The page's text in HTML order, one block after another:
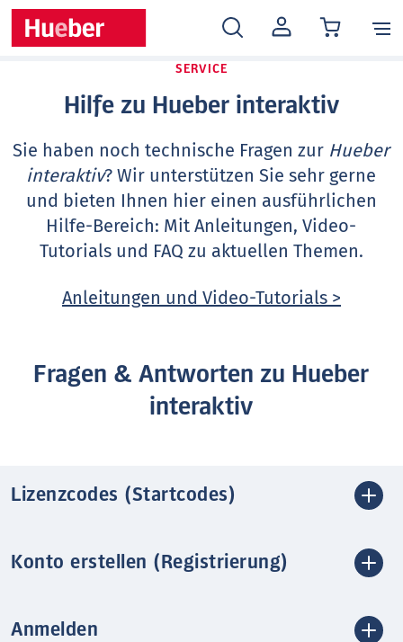
MEIN
KONTO
SERVICE
Hilfe zu Hueber interaktiv
Sie haben noch technische Fragen zur Hueber
interaktiv? Wir unterstützen Sie sehr gerne
und bieten Ihnen hier einen ausführlichen
Hilfe-Bereich: Mit Anleitungen, Video-
Tutorials und FAQ zu aktuellen Themen.
Anleitungen und Video-Tutorials >
Fragen & Antworten zu Hueber
interaktiv
Lizenzcodes (Startcodes)
Konto erstellen (Registrierung)
Anmelden